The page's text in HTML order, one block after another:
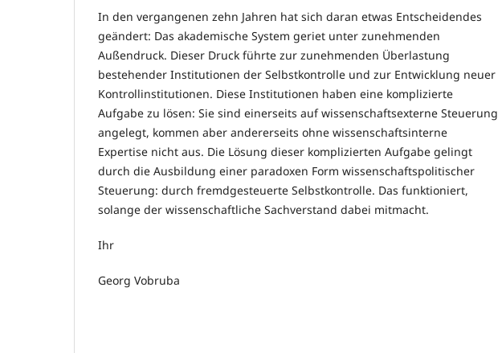
In den vergangenen zehn Jahren hat sich daran etwas Entscheidendes
geändert: Das akademische System geriet unter zunehmenden
Außendruck. Dieser Druck führte zur zunehmenden Überlastung
bestehender Institutionen der Selbstkontrolle und zur Entwicklung neuer
Kontrollinstitutionen. Diese Institutionen haben eine komplizierte
Aufgabe zu lösen: Sie sind einerseits auf wissenschaftsexterne Steuerung
angelegt, kommen aber andererseits ohne wissenschaftsinterne
Expertise nicht aus. Die Lösung dieser komplizierten Aufgabe gelingt
durch die Ausbildung einer paradoxen Form wissenschaftspolitischer
Steuerung: durch fremdgesteuerte Selbstkontrolle. Das funktioniert,
solange der wissenschaftliche Sachverstand dabei mitmacht.
Ihr
Georg Vobruba